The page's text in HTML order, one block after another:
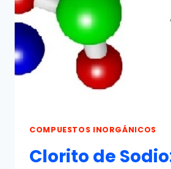
COMPUESTOS INORGÁNICOS
Clorito de